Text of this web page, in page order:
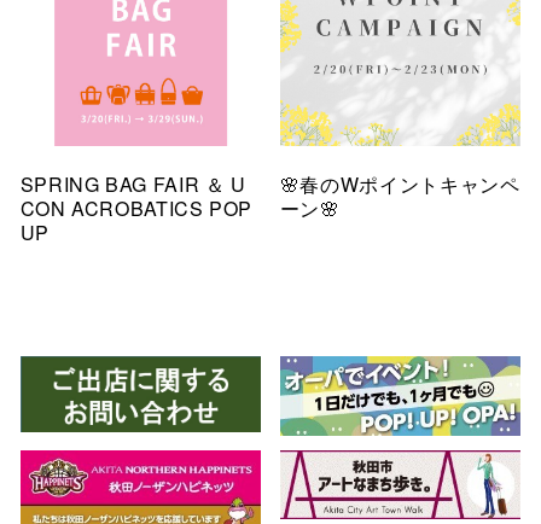
SPRING BAG FAIR ＆ U
CON ACROBATICS POP
UP
🌸春のWポイントキャンペ
ーン🌸